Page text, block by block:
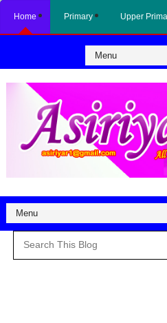
Home Primary Upper